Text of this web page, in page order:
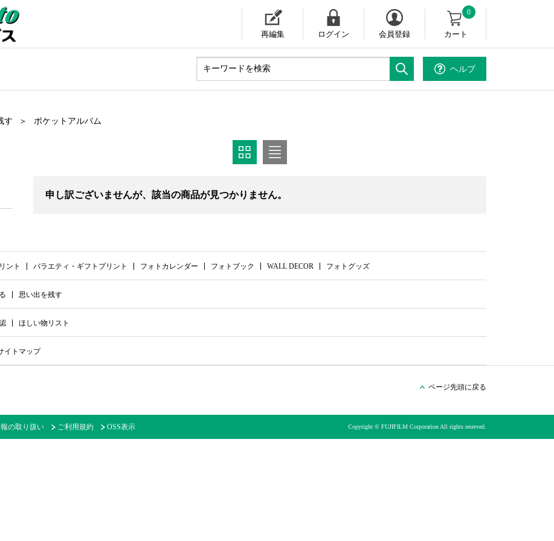
再編集 ログイン 会員登録 カート
0
ヘルプ
す ポケットアルバム
申し訳ございませんが、該当の商品が見つかりません。
ント バラエティ・ギフトプリント フォトカレンダー フォトブック WALL DECOR フォトグッズ
思い出を残す
ほしい物リスト
イトマップ
ページ先頭に戻る
の取り扱い ご利用規約 OSS表示 Copyright © FUJIFILM Corporation All rights reserved.